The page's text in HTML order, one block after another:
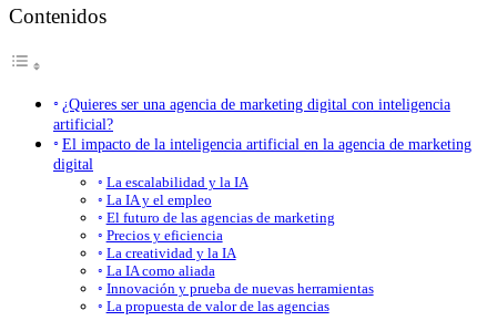
Contenidos
¿Quieres ser una agencia de marketing digital con inteligencia
artificial?
El impacto de la inteligencia artificial en la agencia de marketing
digital
La escalabilidad y la IA
La IA y el empleo
El futuro de las agencias de marketing
Precios y eficiencia
La creatividad y la IA
La IA como aliada
Innovación y prueba de nuevas herramientas
La propuesta de valor de las agencias